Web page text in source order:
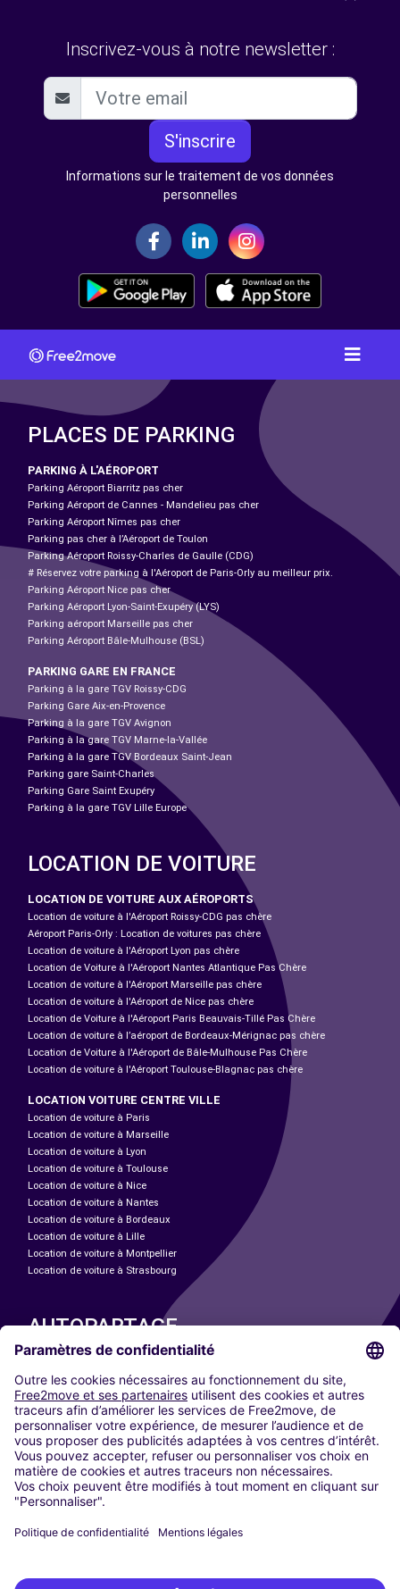
Inscrivez-vous à notre newsletter :
S'inscrire
Informations sur le traitement de vos données
personnelles
PLACES DE PARKING
PARKING À L'AÉROPORT
Parking Aéroport Biarritz pas cher
Parking Aéroport de Cannes - Mandelieu pas cher
Parking Aéroport Nîmes pas cher
Parking pas cher à l’Aéroport de Toulon
Parking Aéroport Roissy-Charles de Gaulle (CDG)
# Réservez votre parking à l'Aéroport de Paris-Orly au meilleur prix.
Parking Aéroport Nice pas cher
Parking Aéroport Lyon-Saint-Exupéry (LYS)
Parking aéroport Marseille pas cher
Parking Aéroport Bâle-Mulhouse (BSL)
PARKING GARE EN FRANCE
Parking à la gare TGV Roissy-CDG
Parking Gare Aix-en-Provence
Parking à la gare TGV Avignon
Parking à la gare TGV Marne-la-Vallée
Parking à la gare TGV Bordeaux Saint-Jean
Parking gare Saint-Charles
Parking Gare Saint Exupéry
Parking à la gare TGV Lille Europe
LOCATION DE VOITURE
LOCATION DE VOITURE AUX AÉROPORTS
Location de voiture à l'Aéroport Roissy-CDG pas chère
Aéroport Paris-Orly : Location de voitures pas chère
Location de voiture à l'Aéroport Lyon pas chère
Location de Voiture à l'Aéroport Nantes Atlantique Pas Chère
Location de voiture à l'Aéroport Marseille pas chère
Location de voiture à l'Aéroport de Nice pas chère
Location de Voiture à l'Aéroport Paris Beauvais-Tillé Pas Chère
Location de voiture à l’aéroport de Bordeaux-Mérignac pas chère
Location de Voiture à l'Aéroport de Bâle-Mulhouse Pas Chère
Location de voiture à l'Aéroport Toulouse-Blagnac pas chère
LOCATION VOITURE CENTRE VILLE
Location de voiture à Paris
Location de voiture à Marseille
Location de voiture à Lyon
Location de voiture à Toulouse
Location de voiture à Nice
Location de voiture à Nantes
Location de voiture à Bordeaux
Location de voiture à Lille
Location de voiture à Montpellier
Location de voiture à Strasbourg
AUTOPARTAGE
Paris
Madrid
Washington DC
Milan
Rome
Turin
Vienne
Berlin
Düsseldorf